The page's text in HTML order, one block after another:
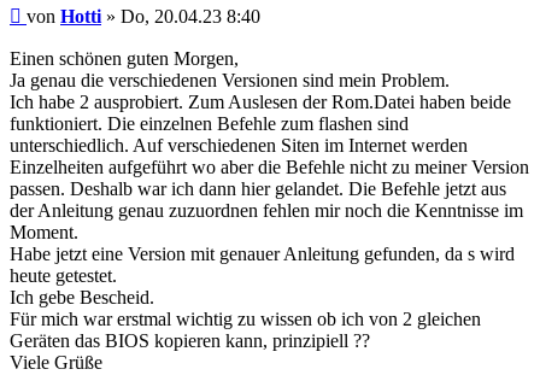
Beitrag
von Hotti » Do, 20.04.23 8:40
Einen schönen guten Morgen,
Ja genau die verschiedenen Versionen sind mein Problem.
Ich habe 2 ausprobiert. Zum Auslesen der Rom.Datei haben beide
funktioniert. Die einzelnen Befehle zum flashen sind
unterschiedlich. Auf verschiedenen Siten im Internet werden
Einzelheiten aufgeführt wo aber die Befehle nicht zu meiner Version
passen. Deshalb war ich dann hier gelandet. Die Befehle jetzt aus
der Anleitung genau zuzuordnen fehlen mir noch die Kenntnisse im
Moment.
Habe jetzt eine Version mit genauer Anleitung gefunden, da s wird
heute getestet.
Ich gebe Bescheid.
Für mich war erstmal wichtig zu wissen ob ich von 2 gleichen
Geräten das BIOS kopieren kann, prinzipiell ??
Viele Grüße